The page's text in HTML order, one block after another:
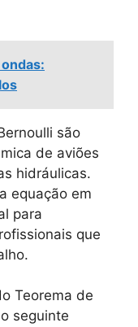
são
de aviões
hidráulicas.
equação em
para
que
Teorema de
seguinte